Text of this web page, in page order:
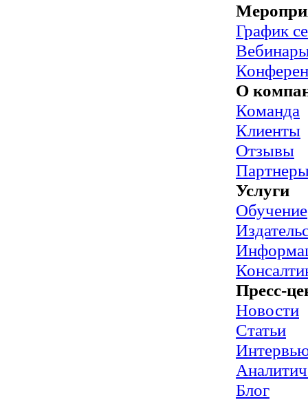
График
О
Команда
Клиенты
Отзывы
Услуги
Обучение
Пресс-
Новости
Статьи
Блог